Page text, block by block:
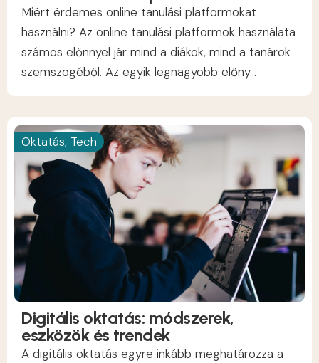
Miért érdemes online tanulási platformokat
használni? Az online tanulási platformok használata
számos előnnyel jár mind a diákok, mind a tanárok
szemszögéből. Az egyik legnagyobb előny...
Oktatás, Tech
Digitális oktatás: módszerek,
eszközök és trendek
A digitális oktatás egyre inkább meghatározza a